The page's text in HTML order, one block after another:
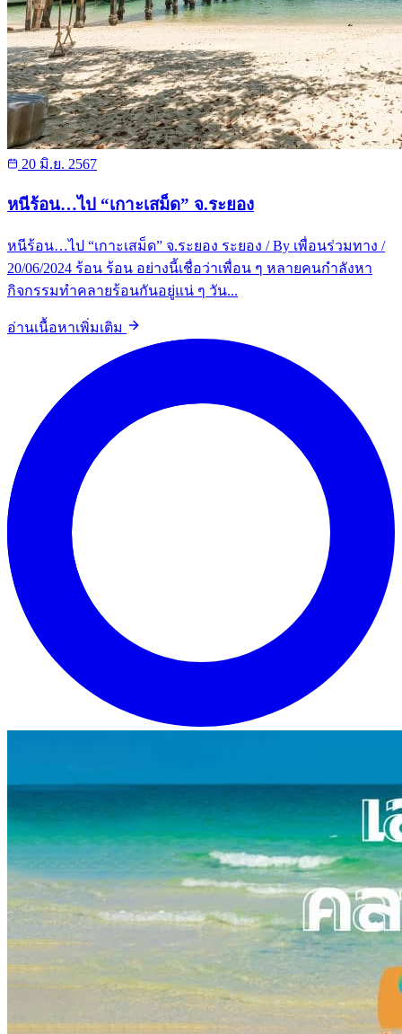
20 มิ.ย. 2567
หนีร้อน…ไป “เกาะเสม็ด” จ.ระยอง
หนีร้อน…ไป “เกาะเสม็ด” จ.ระยอง ระยอง / By เพื่อนร่วมทาง /
20/06/2024 ร้อน ร้อน อย่างนี้เชื่อว่าเพื่อน ๆ หลายคนกำลังหา
กิจกรรมทำคลายร้อนกันอยู่แน่ ๆ วัน...
อ่านเนื้อหาเพิ่มเติม